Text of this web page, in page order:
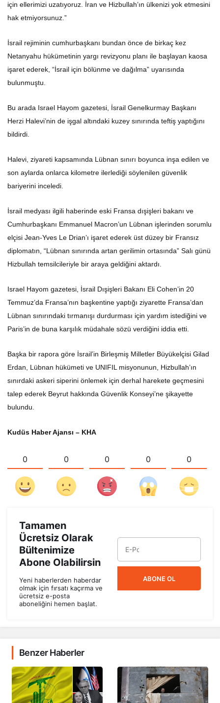
için ellerimizi uzatıyoruz. İran ve Hizbullah’ın ülkenizi yok etmesini
hak etmiyorsunuz.”
İsrail rejiminin cumhurbaşkanı bundan önce de birkaç kez
Netanyahu hükümetinin yargı revizyonu planı ile başlayan kaosa
işaret ederek, “İsrail için bölünme ve dağılma” uyarısında
bulunmuştu.
Bu arada Israel Hayom gazetesi, İsrail Genelkurmay Başkanı
Herzi Halevi’nin de işgal altındaki kuzey sınırında teftiş yaptığını
bildirdi.
Halevi, ziyareti kapsamında Lübnan sınırı boyunca inşa edilen ve
son aylarda onlarca kilometre ilerlediği söylenilen güvenlik
bariyerini inceledi.
İsrail medyası ilgili haberinde eski Fransa dışişleri bakanı ve
Cumhurbaşkanı Emmanuel Macron’un Lübnan işlerinden sorumlu
elçisi Jean-Yves Le Drian’ı işaret ederek üst düzey bir Fransız
diplomatın, “Lübnan sınırında artan gerilimin ortasında” Salı günü
Hizbullah temsilcileriyle bir araya geldiğini aktardı.
Israel Hayom gazetesi, İsrail Dışişleri Bakanı Eli Cohen’in 20
Temmuz’da Fransa’nın başkentine yaptığı ziyarette Fransa’dan
Lübnan sınırındaki tırmanışı durdurması için yardım istediğini ve
Paris’in de buna karşılık müdahale sözü verdiğini iddia etti.
Başka bir rapora göre İsrail’in Birleşmiş Milletler Büyükelçisi Gilad
Erdan, Lübnan hükümeti ve UNIFIL misyonunun, Hizbullah’ın
sınırdaki askeri siperini önlemek için derhal harekete geçmesini
talep ederek Beyrut hakkında Güvenlik Konseyi’ne şikayette
bulundu.
Kudüs Haber Ajansı – KHA
0 0 0 0 0
Tamamen
Ücretsiz Olarak
Bültenimize
Abone Olabilirsin
Yeni haberlerden haberdar
olmak için fırsatı kaçırma ve
ücretsiz e-posta
aboneliğini hemen başlat.
ABONE OL
Benzer Haberler